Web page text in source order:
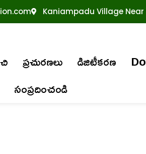
Kaniampadu Village Near
ప్రచురణలు డిజిటీకరణ
సంప్రదించండి